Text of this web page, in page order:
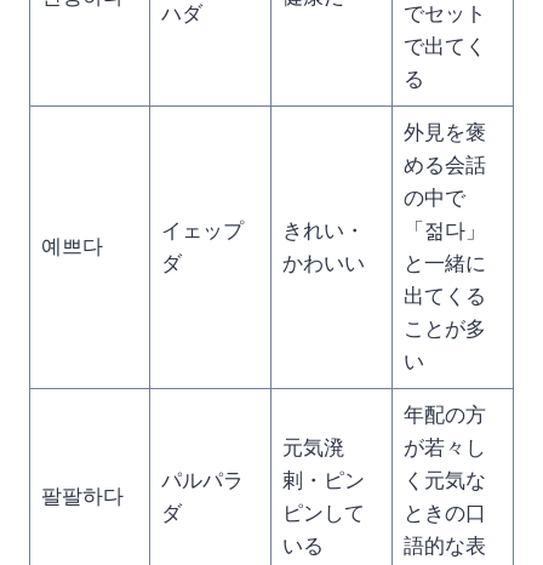
ハダ
でセット
で出てく
る
예쁘다
イェップ
ダ
きれい・
かわいい
外見を褒
める会話
の中で
「젊다」
と一緒に
出てくる
ことが多
い
팔팔하다
パルパラ
ダ
元気溌
剌・ピン
ピンして
いる
年配の方
が若々し
く元気な
ときの口
語的な表